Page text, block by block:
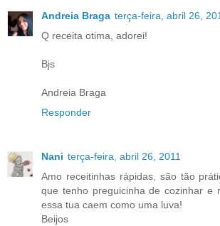
Andreia Braga terça-feira, abril 26,
Q receita otima, adorei!
Bjs
Andreia Braga
Responder
Nani terça-feira, abril 26, 2011
Amo receitinhas rápidas, são tão
que tenho preguicinha de cozinhar e
essa tua caem como uma luva!
Beijos